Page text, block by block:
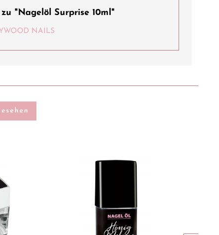
"Nagelöl Surprise 10ml"
NAILS